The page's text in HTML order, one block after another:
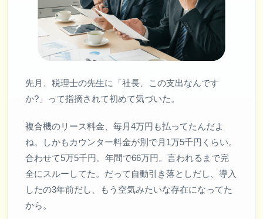
先月、税理士の先生に「社長、この支出なんです
か?」って指摘されて初めて気づいた。
複合機のリース料金、毎月4万円も払ってたんだよ
ね。しかもカウンター料金が別で月1万5千円くらい。
合わせて5万5千円。年間で66万円。言われるまで完
全にスルーしてた。だって自動引き落としだし、導入
したの3年前だし、もう空気みたいな存在になってた
から。